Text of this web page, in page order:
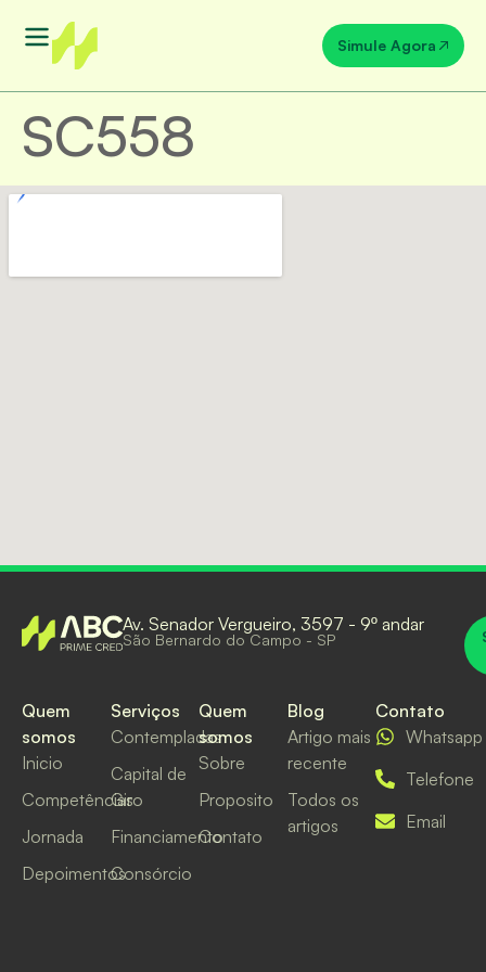
Simule Agora
SC558
Av. Senador Vergueiro, 3597 - 9º andar
São Bernardo do Campo - SP
Quem
somos
Inicio
Competências
Jornada
Depoimentos
Serviços
Contempladas
Capital de
Giro
Financiamento
Consórcio
Quem
somos
Sobre
Proposito
Contato
Blog
Artigo mais
recente
Todos os
artigos
Contato
Whatsapp
Telefone
Email